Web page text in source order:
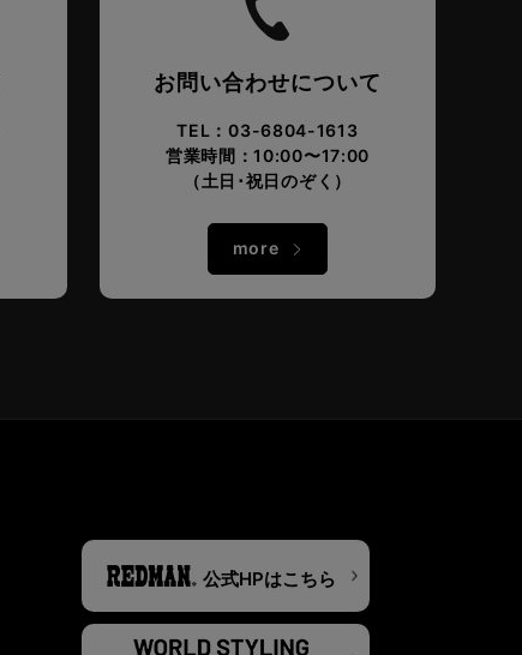
お問い合わせについて
TEL：03-6804-1613
営業時間：10:00〜17:00
（土日･祝日のぞく）
more
公式HPはこちら